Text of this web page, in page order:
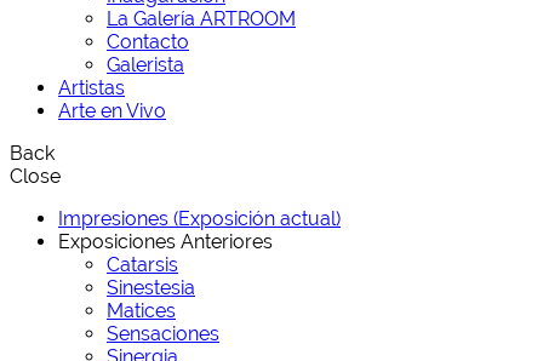
La Galería ARTROOM
Contacto
Galerista
Artistas
Arte en Vivo
Back
Close
Impresiones (Exposición actual)
Exposiciones Anteriores
Catarsis
Sinestesia
Matices
Sensaciones